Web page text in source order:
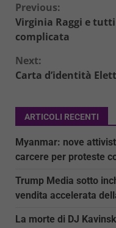
Continue
Reading
Previous:
Virginia Raggi e
complicata
Next:
Carta d’identità
ARTICOLI RECENTI
Myanmar: nove
carcere per proteste
Trump Media sotto
vendita accelerata
La morte di DJ